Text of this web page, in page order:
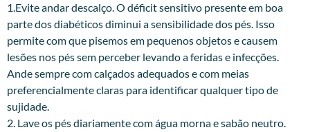
1.Evite andar descalço. O déficit sensitivo presente em boa
parte dos diabéticos diminui a sensibilidade dos pés. Isso
permite com que pisemos em pequenos objetos e causem
lesões nos pés sem perceber levando a feridas e infecções.
Ande sempre com calçados adequados e com meias
preferencialmente claras para identificar qualquer tipo de
sujidade.
2. Lave os pés diariamente com água morna e sabão neutro.